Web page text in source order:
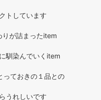
トしています
りが詰まったitem
馴染んでいくitem
っておきの１品との
うれしいです